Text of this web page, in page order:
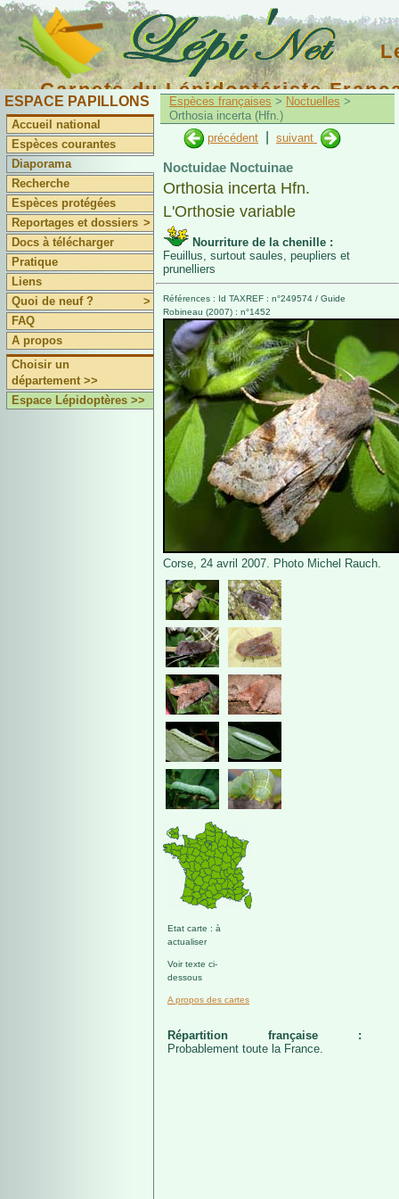
Carnets du Lépidoptériste
ESPACE PAPILLONS
Accueil national
Espèces courantes
Diaporama
Recherche
Espèces protégées
Reportages et dossiers >
Docs à télécharger
Pratique
Liens
Quoi de neuf ?
>
FAQ
A propos
Choisir un
département >>
Espace Lépidoptères >>
Espèces françaises > Noctuelles >
Orthosia incerta (Hfn.)
précédent
suivant
Noctuidae Noctuinae
Orthosia incerta Hfn.
L'Orthosie variable
Nourriture de la chenille :
Feuillus, surtout saules, peupliers et
prunelliers
Références : Id TAXREF : n°249574 / Guide
Robineau (2007) : n°1452
Corse, 24 avril 2007. Photo Michel Rauch.
Etat carte : à
actualiser
Voir texte ci-
dessous
A propos des cartes
Répartition française :
Probablement toute la France.